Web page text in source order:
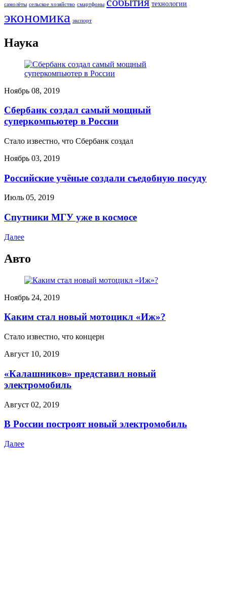
самолёты сельское хозяйство смартфоны технологии
экономика экспорт
Наука
Ноябрь 08, 2019
Сбербанк создал самый мощный
суперкомпьютер в России
Стало известно, что Сбербанк создал
Ноябрь 03, 2019
Российские учёные создали съедобную посуду
Июль 05, 2019
Спутники МГУ уже в космосе
Далее
Авто
Ноябрь 24, 2019
Каким стал новый мотоцикл «Иж»?
Стало известно, что концерн
Август 10, 2019
«Калашников» представил новый
электромобиль
Август 02, 2019
В России построят новый электромобиль
Далее